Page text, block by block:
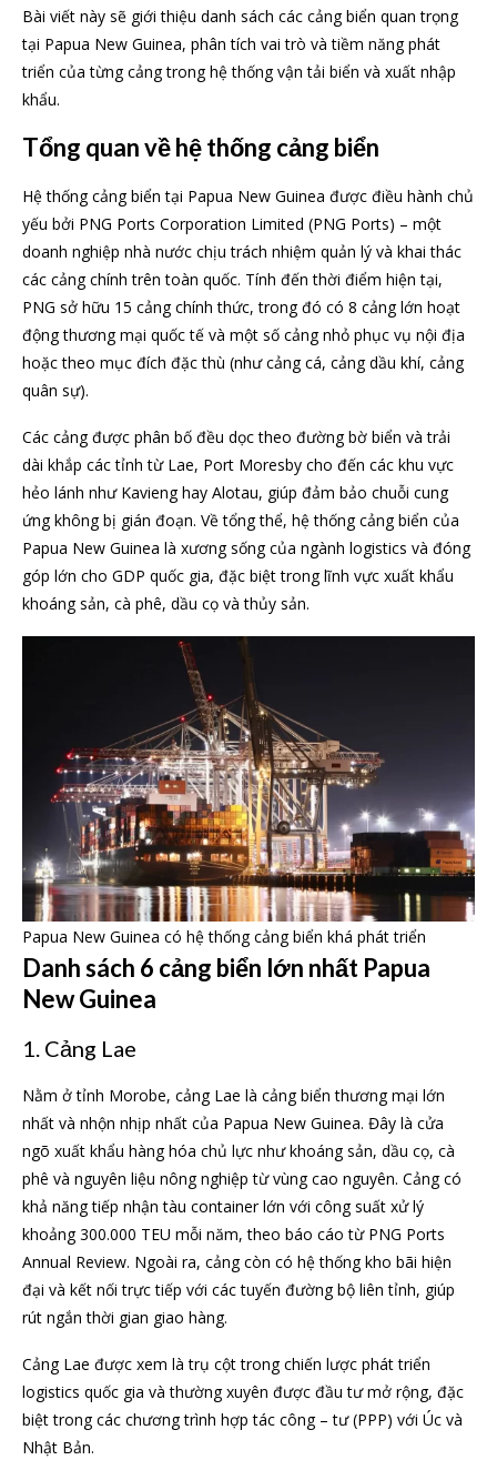
Bài viết này sẽ giới thiệu danh sách các cảng biển quan trọng
tại Papua New Guinea, phân tích vai trò và tiềm năng phát
triển của từng cảng trong hệ thống vận tải biển và xuất nhập
khẩu.
Tổng quan về hệ thống cảng biển
Hệ thống cảng biển tại Papua New Guinea được điều hành chủ
yếu bởi PNG Ports Corporation Limited (PNG Ports) – một
doanh nghiệp nhà nước chịu trách nhiệm quản lý và khai thác
các cảng chính trên toàn quốc. Tính đến thời điểm hiện tại,
PNG sở hữu 15 cảng chính thức, trong đó có 8 cảng lớn hoạt
động thương mại quốc tế và một số cảng nhỏ phục vụ nội địa
hoặc theo mục đích đặc thù (như cảng cá, cảng dầu khí, cảng
quân sự).
Các cảng được phân bố đều dọc theo đường bờ biển và trải
dài khắp các tỉnh từ Lae, Port Moresby cho đến các khu vực
hẻo lánh như Kavieng hay Alotau, giúp đảm bảo chuỗi cung
ứng không bị gián đoạn. Về tổng thể, hệ thống cảng biển của
Papua New Guinea là xương sống của ngành logistics và đóng
góp lớn cho GDP quốc gia, đặc biệt trong lĩnh vực xuất khẩu
khoáng sản, cà phê, dầu cọ và thủy sản.
Papua New Guinea có hệ thống cảng biển khá phát triển
Danh sách 6 cảng biển lớn nhất Papua
New Guinea
1. Cảng Lae
Nằm ở tỉnh Morobe, cảng Lae là cảng biển thương mại lớn
nhất và nhộn nhịp nhất của Papua New Guinea. Đây là cửa
ngõ xuất khẩu hàng hóa chủ lực như khoáng sản, dầu cọ, cà
phê và nguyên liệu nông nghiệp từ vùng cao nguyên. Cảng có
khả năng tiếp nhận tàu container lớn với công suất xử lý
khoảng 300.000 TEU mỗi năm, theo báo cáo từ PNG Ports
Annual Review. Ngoài ra, cảng còn có hệ thống kho bãi hiện
đại và kết nối trực tiếp với các tuyến đường bộ liên tỉnh, giúp
rút ngắn thời gian giao hàng.
Cảng Lae được xem là trụ cột trong chiến lược phát triển
logistics quốc gia và thường xuyên được đầu tư mở rộng, đặc
biệt trong các chương trình hợp tác công – tư (PPP) với Úc và
Nhật Bản.